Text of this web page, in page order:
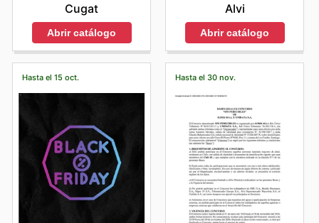
Cugat
Abrir catálogo
Alvi
Abrir catálogo
Hasta el 15 oct. Hasta el 30 nov.